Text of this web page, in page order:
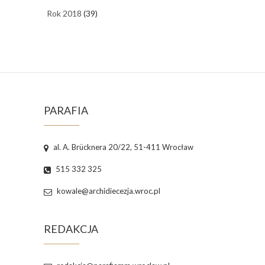
Rok 2018 (39)
PARAFIA
al. A. Brücknera 20/22, 51-411 Wrocław
515 332 325
kowale@archidiecezja.wroc.pl
REDAKCJA